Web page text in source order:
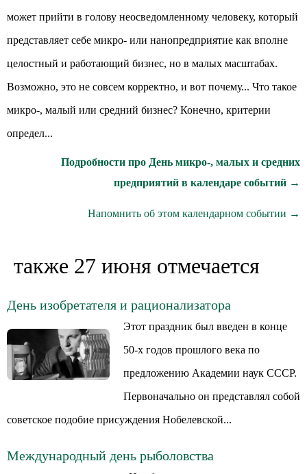
может прийти в голову неосведомленному человеку, который
представляет себе микро- или нанопредприятие как вполне
целостный и работающий бизнес, но в малых масштабах.
Возможно, это не совсем корректно, и вот почему... Что такое
микро-, малый или средний бизнес? Конечно, критерии
определ...
Подробности про День микро-, малых и средних
предприятий в календаре событий →
Напомнить об этом календарном событии →
также 27 июня отмечается
День изобретателя и рационализатора
Этот праздник был введен в конце
50-х годов прошлого века по
предложению Академии наук СССР.
Первоначально он представлял собой
советское подобие присуждения Нобелевской...
Международный день рыболовства